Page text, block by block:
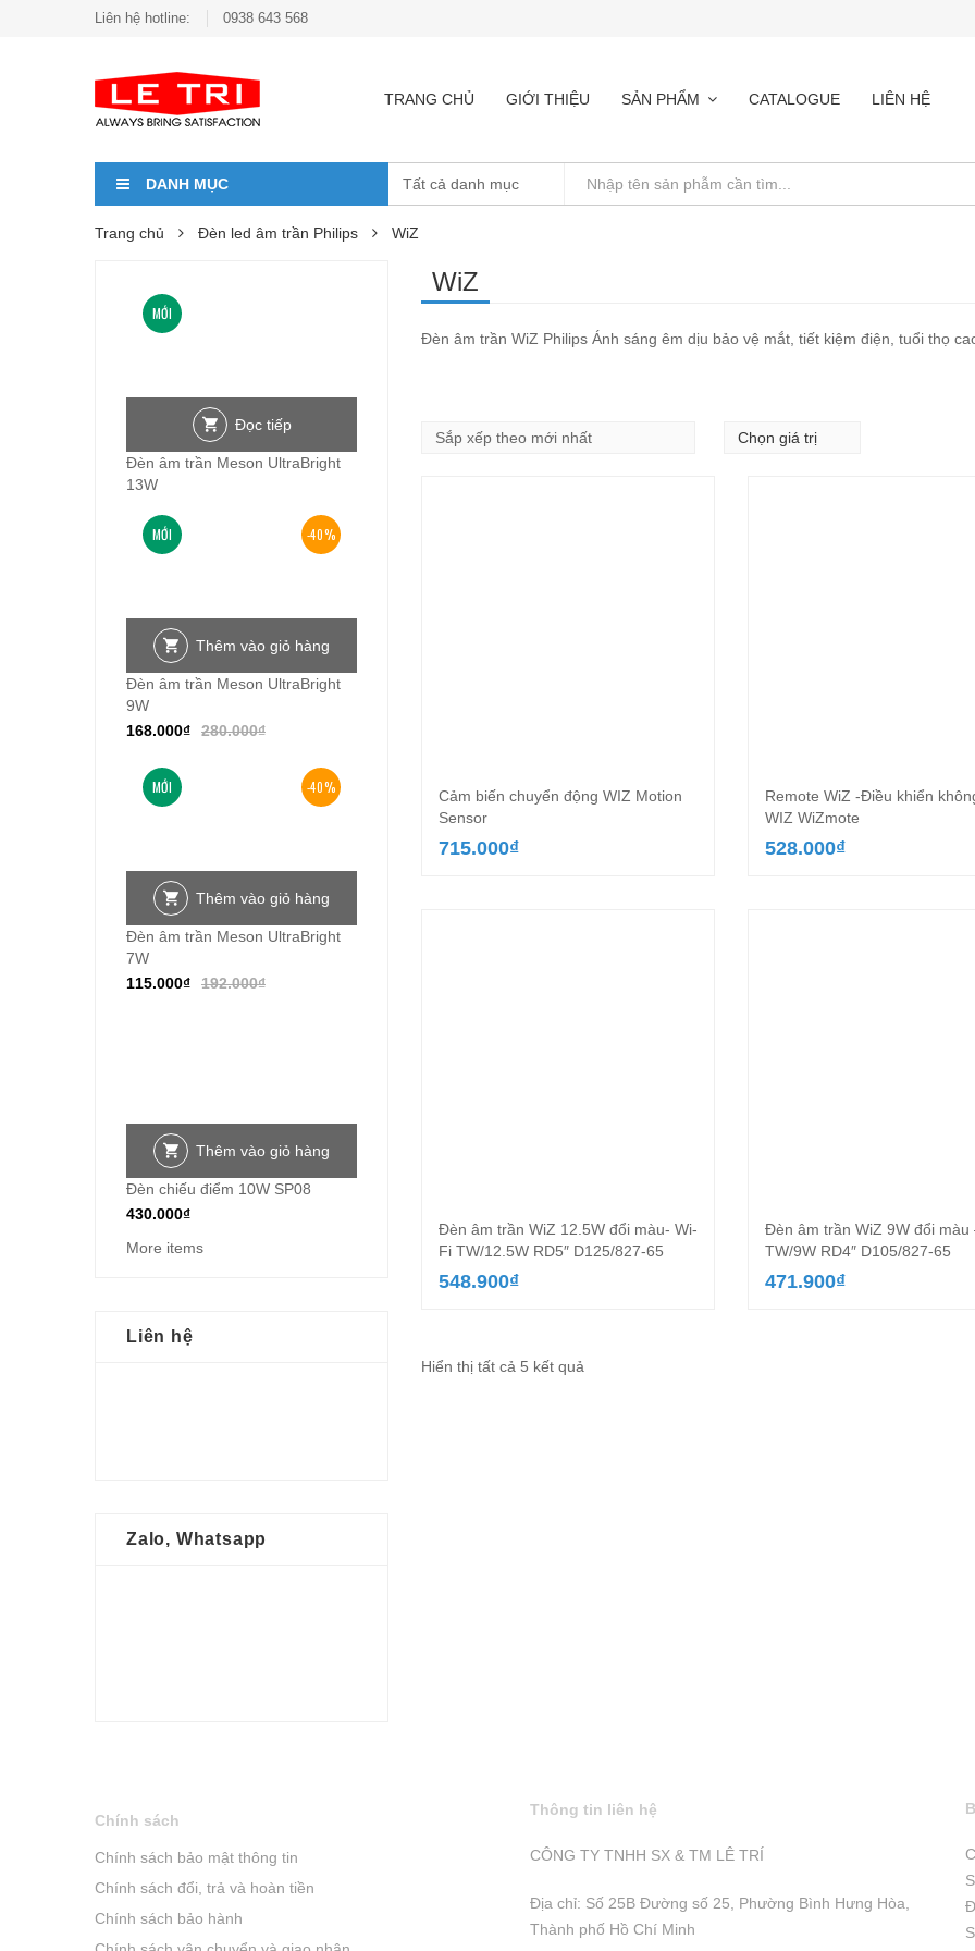
Liên hệ hotline: 0938 643 568
TRANG CHỦ GIỚI THIỆU SẢN PHẨM CATALOGUE LIÊN HỆ
DANH MỤC
Trang chủ Đèn led âm trần Philips WiZ
WiZ
Đèn âm trần WiZ Philips Ánh sáng êm dịu bảo vệ mắt, tiết kiệm điện, tuổi thọ
Cảm biến chuyển động WIZ Motion
Sensor
715.000₫
Remote WiZ -Điều khiển
WIZ WiZmote
528.000₫
Đèn âm trần WiZ 12.5W đổi màu- Wi-
Fi TW/12.5W RD5″ D125/827-65
548.900₫
Đèn âm trần WiZ 9W đổi màu
TW/9W RD4″ D105/827-65
471.900₫
Hiển thị tất cả 5 kết quả
MỚI
Đọc tiếp
Đèn âm trần Meson UltraBright
13W
-40%
MỚI
Thêm vào giỏ hàng
Đèn âm trần Meson UltraBright
9W
280.000₫
168.000₫
-40%
MỚI
Thêm vào giỏ hàng
Đèn âm trần Meson UltraBright
7W
192.000₫
115.000₫
Thêm vào giỏ hàng
Đèn chiếu điểm 10W SP08
430.000₫
More items
Liên hệ
Zalo, Whatsapp
Chính sách
Chính sách bảo mật thông tin
Chính sách đổi, trả và hoàn tiền
Chính sách bảo hành
Thông tin liên hệ
CÔNG TY TNHH SX & TM LÊ TRÍ
Địa chỉ: Số 25B Đường số 25, Phường Bình Hưng Hòa,
Thành phố Hồ Chí Minh